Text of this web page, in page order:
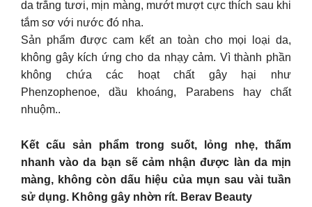
da trắng tươi, mịn màng, mướt mượt cực thích sau khi
tắm sơ với nước đó nha.
Sản phẩm được cam kết an toàn cho mọi loại da,
không gây kích ứng cho da nhạy cảm. Vì thành phần
không chứa các hoạt chất gây hại như
Phenzophenoe, dầu khoáng, Parabens hay chất
nhuộm..
Kết cấu sản phẩm trong suốt, lỏng nhẹ, thấm
nhanh vào da bạn sẽ cảm nhận được làn da mịn
màng, không còn dấu hiệu của mụn sau vài tuần
sử dụng. Không gây nhờn rít. Berav Beauty